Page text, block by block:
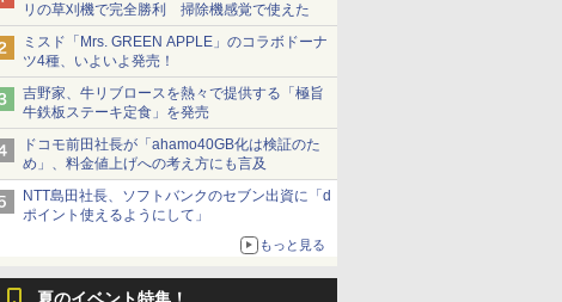
リの草刈機で完全勝利 掃除機感覚で使えた
ミスド「Mrs. GREEN APPLE」のコラボドーナ
ツ4種、いよいよ発売！
吉野家、牛リブロースを熱々で提供する「極旨
牛鉄板ステーキ定食」を発売
ドコモ前田社長が「ahamo40GB化は検証のた
め」、料金値上げへの考え方にも言及
NTT島田社長、ソフトバンクのセブン出資に「d
ポイント使えるようにして」
もっと見る